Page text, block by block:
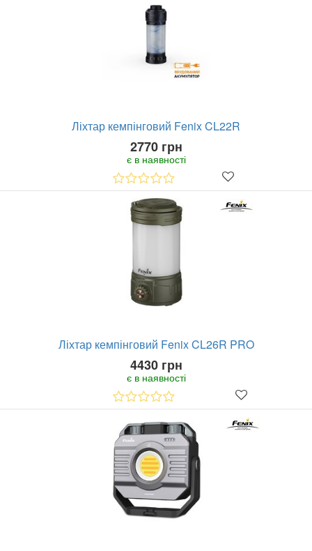
Ліхтар кемпінговий Fenix CL22R
2770 грн
є в наявності
Ліхтар кемпінговий Fenix CL26R PRO
4430 грн
є в наявності